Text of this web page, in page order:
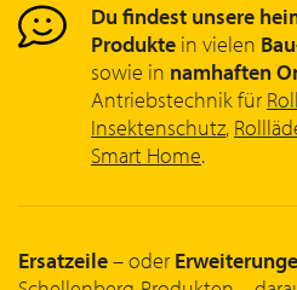
Du findest unsere
Produkte in vielen
sowie in namhaften
Antriebstechnik für
Insektenschutz,
Smart Home.
Ersatzeile– oder